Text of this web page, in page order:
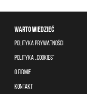
WARTO WIEDZIEĆ
POLITYKA PRYWATNOŚCI
POLITYKA „COOKIES”
O FIRMIE
KONTAKT